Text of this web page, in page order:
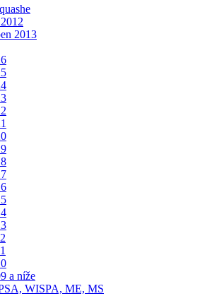
2013
a níže
WISPA, ME, MS